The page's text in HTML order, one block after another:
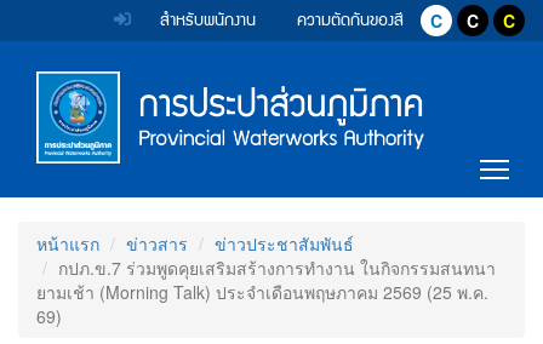
แรก
(การ
ประปา
ส่วน
ภูมิภาค)
ไป
เนื้อหา
(Skip
to
content)
ไป
เมนู
(Skip
to
menu)
Menu
สำหรับพนักงาน ความตัดกันของสี ปุ่มปรับสีตัวอั
ปุ่มปรับ
ปุ่ม
ตรา
สัญลักษณ์
และ
ค่า
นิยม
การ
ประปา
ตรา
สัญลักษณ์
และ
ค่า
นิยม
การ
ประปา
Main
Menu
หน้าแรก ข่าวสาร
ข่าวประชาสัมพันธ์
กปภ.ข.7 ร่วมพูดคุยเสริมสร้างการทำงาน ในกิจกรรมสนทนา
ยามเช้า (Morning Talk) ประจำเดือนพฤษภาคม 2569 (25 พ.ค.
69)